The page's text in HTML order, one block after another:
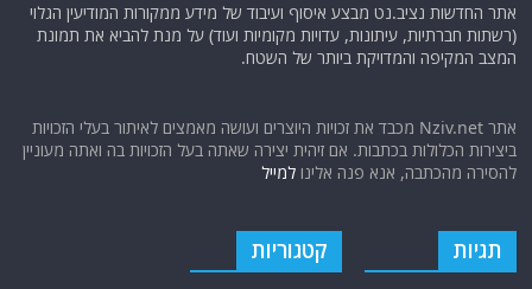
אתר החדשות נציב.נט מבצע איסוף ועיבוד של מידע ממקורות המודיעין הגלוי
(רשתות חברתיות, עיתונות, עדויות מקומיות ועוד) על מנת להביא את תמונת
המצב המקיפה והמדויקת ביותר של השטח.
אתר Nziv.net מכבד את זכויות היוצרים ועושה מאמצים לאיתור בעלי הזכויות
ביצירות הכלולות בכתבות. אם זיהית יצירה שאתה בעל הזכויות בה ואתה מעוניין
להסירה מהכתבה, אנא פנה אלינולמייל
תגיות קטגוריות